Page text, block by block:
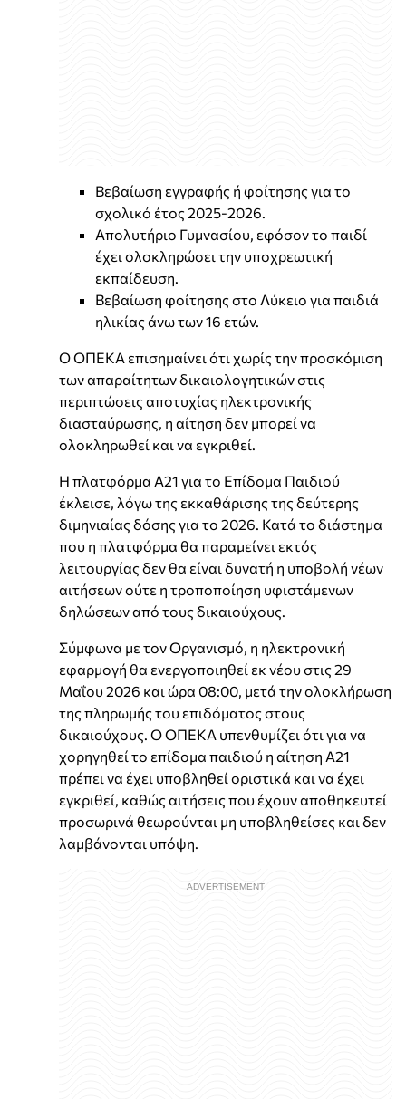
Βεβαίωση εγγραφής ή φοίτησης για το
σχολικό έτος 2025-2026.
Απολυτήριο Γυμνασίου, εφόσον το παιδί
έχει ολοκληρώσει την υποχρεωτική
εκπαίδευση.
Βεβαίωση φοίτησης στο Λύκειο για παιδιά
ηλικίας άνω των 16 ετών.
Ο ΟΠΕΚΑ επισημαίνει ότι χωρίς την προσκόμιση
των απαραίτητων δικαιολογητικών στις
περιπτώσεις αποτυχίας ηλεκτρονικής
διασταύρωσης, η αίτηση δεν μπορεί να
ολοκληρωθεί και να εγκριθεί.
Η πλατφόρμα Α21 για το Επίδομα Παιδιού
έκλεισε, λόγω της εκκαθάρισης της δεύτερης
διμηνιαίας δόσης για το 2026. Κατά το διάστημα
που η πλατφόρμα θα παραμείνει εκτός
λειτουργίας δεν θα είναι δυνατή η υποβολή νέων
αιτήσεων ούτε η τροποποίηση υφιστάμενων
δηλώσεων από τους δικαιούχους.
Σύμφωνα με τον Οργανισμό, η ηλεκτρονική
εφαρμογή θα ενεργοποιηθεί εκ νέου στις 29
Μαΐου 2026 και ώρα 08:00, μετά την ολοκλήρωση
της πληρωμής του επιδόματος στους
δικαιούχους. Ο ΟΠΕΚΑ υπενθυμίζει ότι για να
χορηγηθεί το επίδομα παιδιού η αίτηση Α21
πρέπει να έχει υποβληθεί οριστικά και να έχει
εγκριθεί, καθώς αιτήσεις που έχουν αποθηκευτεί
προσωρινά θεωρούνται μη υποβληθείσες και δεν
λαμβάνονται υπόψη.